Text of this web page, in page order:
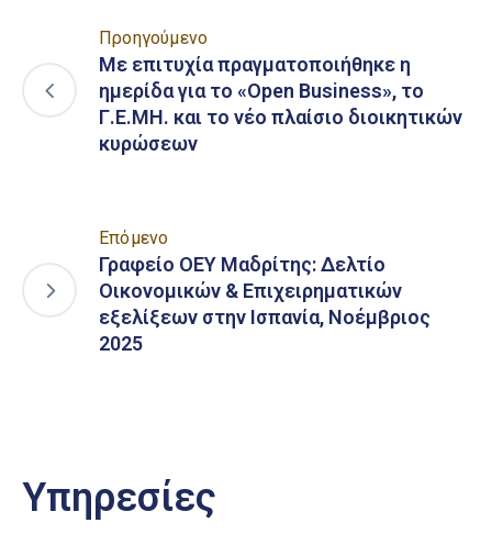
Προηγούμενο
Με επιτυχία πραγματοποιήθηκε η
ημερίδα για το «Open Business», το
Γ.Ε.ΜΗ. και το νέο πλαίσιο διοικητικών
κυρώσεων
Επόμενο
Γραφείο ΟΕΥ Μαδρίτης: Δελτίο
Οικονομικών & Επιχειρηματικών
εξελίξεων στην Ισπανία, Νοέμβριος
2025
Υπηρεσίες